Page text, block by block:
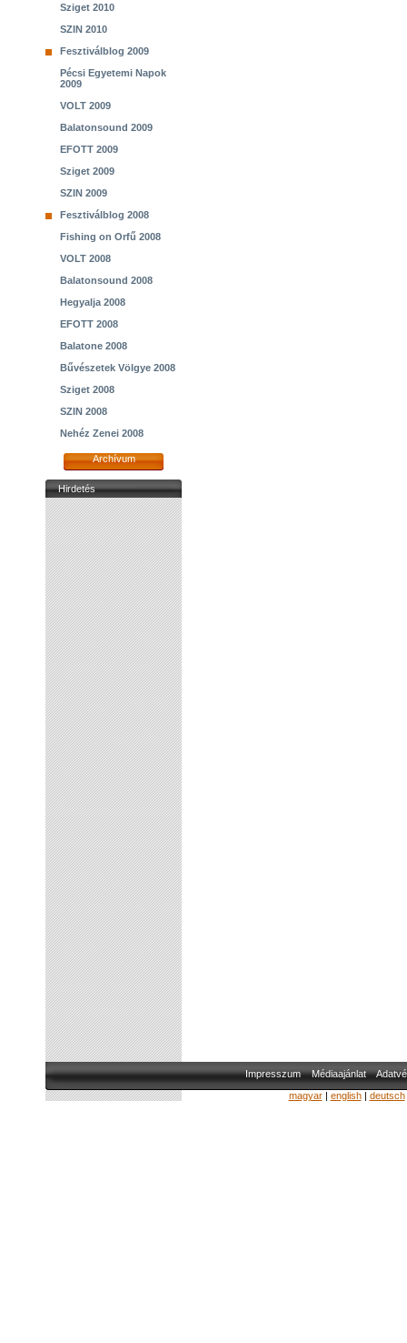
Sziget 2010
SZIN 2010
Fesztiválblog 2009
Pécsi Egyetemi Napok
2009
VOLT 2009
Balatonsound 2009
EFOTT 2009
Sziget 2009
SZIN 2009
Fesztiválblog 2008
Fishing on Orfű 2008
VOLT 2008
Balatonsound 2008
Hegyalja 2008
EFOTT 2008
Balatone 2008
Bűvészetek Völgye 2008
Sziget 2008
SZIN 2008
Nehéz Zenei 2008
Archívum
Hirdetés
Impresszum Médiaajánlat
magyar| english| deutsch